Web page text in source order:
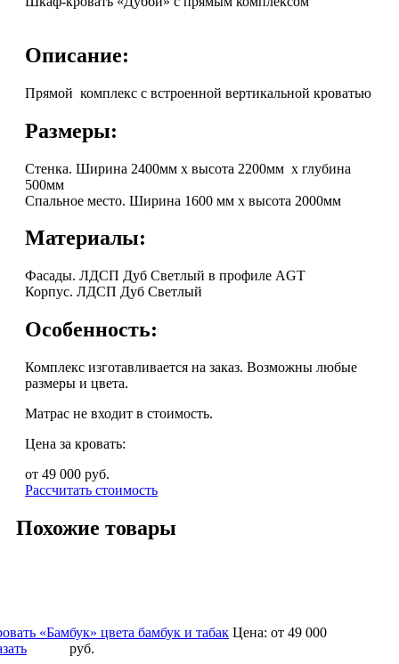
Описание:
Прямой комплекс с встроенной вертикальной кроватью
Размеры:
Стенка. Ширина 2400мм х высота 2200мм х глубина
500мм
Спальное место. Ширина 1600 мм х высота 2000мм
Материалы:
Фасады. ЛДСП Дуб Светлый в профиле AGT
Корпус. ЛДСП Дуб Светлый
Особенность:
Комплекс изготавливается на заказ. Возможны любые
размеры и цвета.
Матрас не входит в стоимость.
Цена за кровать:
от 49 000 руб.
Рассчитать стоимость
Похожие товары
«Бамбук» цвета бамбук и табак Цена: от 49 000
руб.